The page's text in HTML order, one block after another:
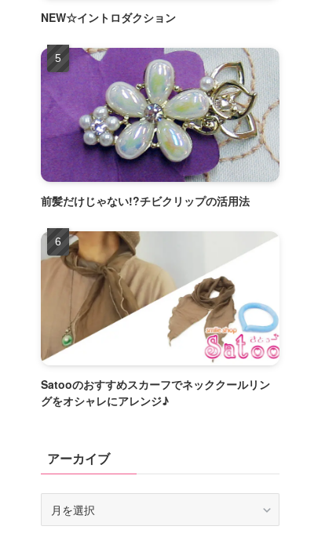
NEW☆イントロダクション
前髪だけじゃない!?チビクリップの活用法
Satooのおすすめスカーフでネッククールリン
グをオシャレにアレンジ♪
アーカイブ